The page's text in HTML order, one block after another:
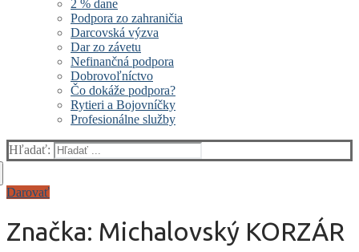
2 % dane
Podpora zo zahraničia
Darcovská výzva
Dar zo závetu
Nefinančná podpora
Dobrovoľníctvo
Čo dokáže podpora?
Rytieri a Bojovníčky
Profesionálne služby
Hľadať:
Darovať
Značka: Michalovský KORZÁR